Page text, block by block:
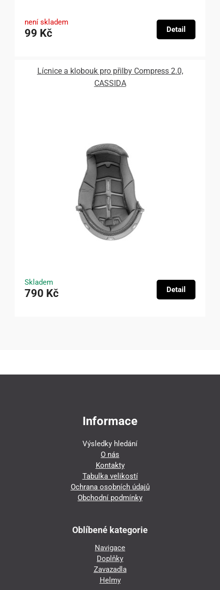
není skladem
99 Kč Detail
Lícnice a klobouk pro přilby Compress 2.0,
CASSIDA
Skladem
790 Kč Detail
Informace
Výsledky hledání
O nás
Kontakty
Tabulka velikostí
Ochrana osobních údajů
Obchodní podmínky
Oblíbené kategorie
Navigace
Doplňky
Zavazadla
Helmy